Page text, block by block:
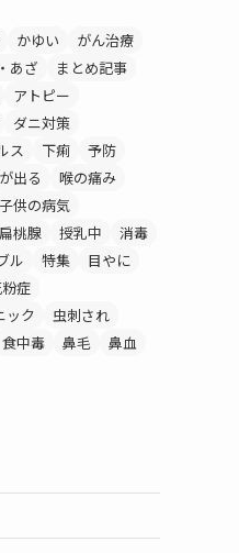
かゆい
がん治療
あざ
まとめ記事
アトピー
ダニ対策
ス 下痢
予防
出る
喉の痛み
子供の病気
扁桃腺 授乳中
消毒
ル 特集
目やに
症
ック
虫刺され
食中毒 鼻毛 鼻血